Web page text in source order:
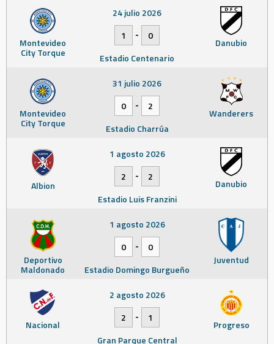
Montevideo
City Torque
Danubio
24 julio 2026
1
-
0
Estadio Centenario
Montevideo
City Torque
Wanderers
31 julio 2026
0
-
2
Estadio Charrúa
Albion Danubio
1 agosto 2026
2
-
2
Estadio Luis Franzini
Deportivo
Maldonado
Juventud
1 agosto 2026
0
-
0
Estadio Domingo Burgueño
Nacional Progreso
2 agosto 2026
2
-
1
Gran Parque Central